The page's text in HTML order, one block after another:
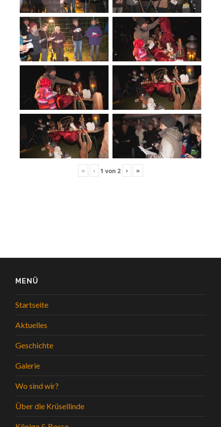
« ‹ 1 von 2 › »
MENÜ
Startseite
Aktuelles
Geschichte
Galerie
Wo sind wir?
Über die Krüsellinde